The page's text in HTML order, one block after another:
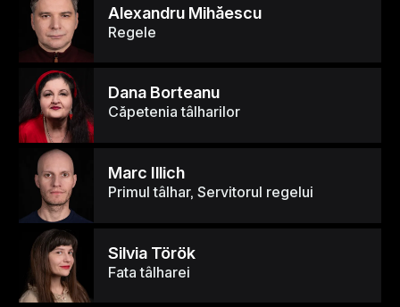
Alexandru Mihăescu
Regele
Dana Borteanu
Căpetenia tâlharilor
Marc Illich
Primul tâlhar, Servitorul regelui
Silvia Török
Fata tâlharei